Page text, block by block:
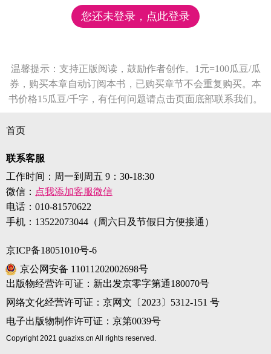
您还未登录，点此登录
温馨提示：支持正版阅读，鼓励作者创作。1元=100瓜豆/瓜
券，购买本章自动订阅本书，已购买章节不会重复购买。本
书价格15瓜豆/千字，有任何问题请点击页面底部联系我们。
首页
联系客服
工作时间：周一到周五 9：30-18:30
微信： 点我添加客服微信
电话： 010-81570622
手机： 13522073044（周六日及节假日方便接通）
京ICP备18051010号-6
京公网安备 11011202002698号
出版物经营许可证：新出发京零字第通180070号
网络文化经营许可证：京网文〔2023〕5312-151 号
电子出版物制作许可证：京第0039号
Copyright 2021 guazixs.cn All rights reserved.